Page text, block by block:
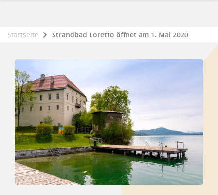
Startseite Strandbad Loretto öffnet am 1. Mai 2020